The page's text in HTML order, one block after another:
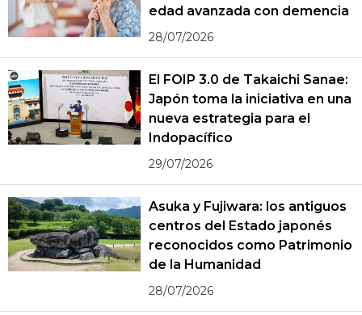
edad avanzada con demencia
28/07/2026
El FOIP 3.0 de Takaichi Sanae:
Japón toma la iniciativa en una
nueva estrategia para el
Indopacífico
29/07/2026
Asuka y Fujiwara: los antiguos
centros del Estado japonés
reconocidos como Patrimonio
de la Humanidad
28/07/2026